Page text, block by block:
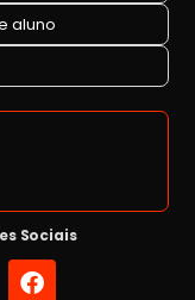
aluno
Sociais
F
a